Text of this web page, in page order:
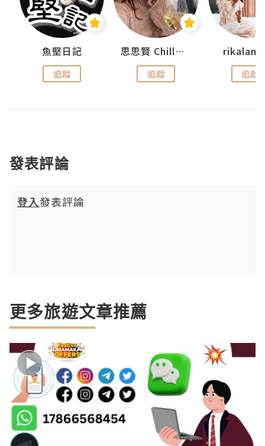
魚堅日記
追蹤
思思賢 ChillMyBabe
追蹤 追蹤
發表評論
登入發表評論
更多旅遊文章推薦